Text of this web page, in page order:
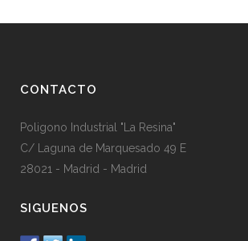
CONTACTO
Poligono Industrial "La Resina"
C/ Laguna de Marquesado 49 E
28021 - Madrid - Madrid
SIGUENOS